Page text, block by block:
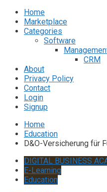
Home
Marketplace
Categories
Software
CRM
About
Privacy Policy
Contact
Login
Signup
Home
Education
D&O-Versicherung für
DIGITAL BUSINESS
E-Learning
Education